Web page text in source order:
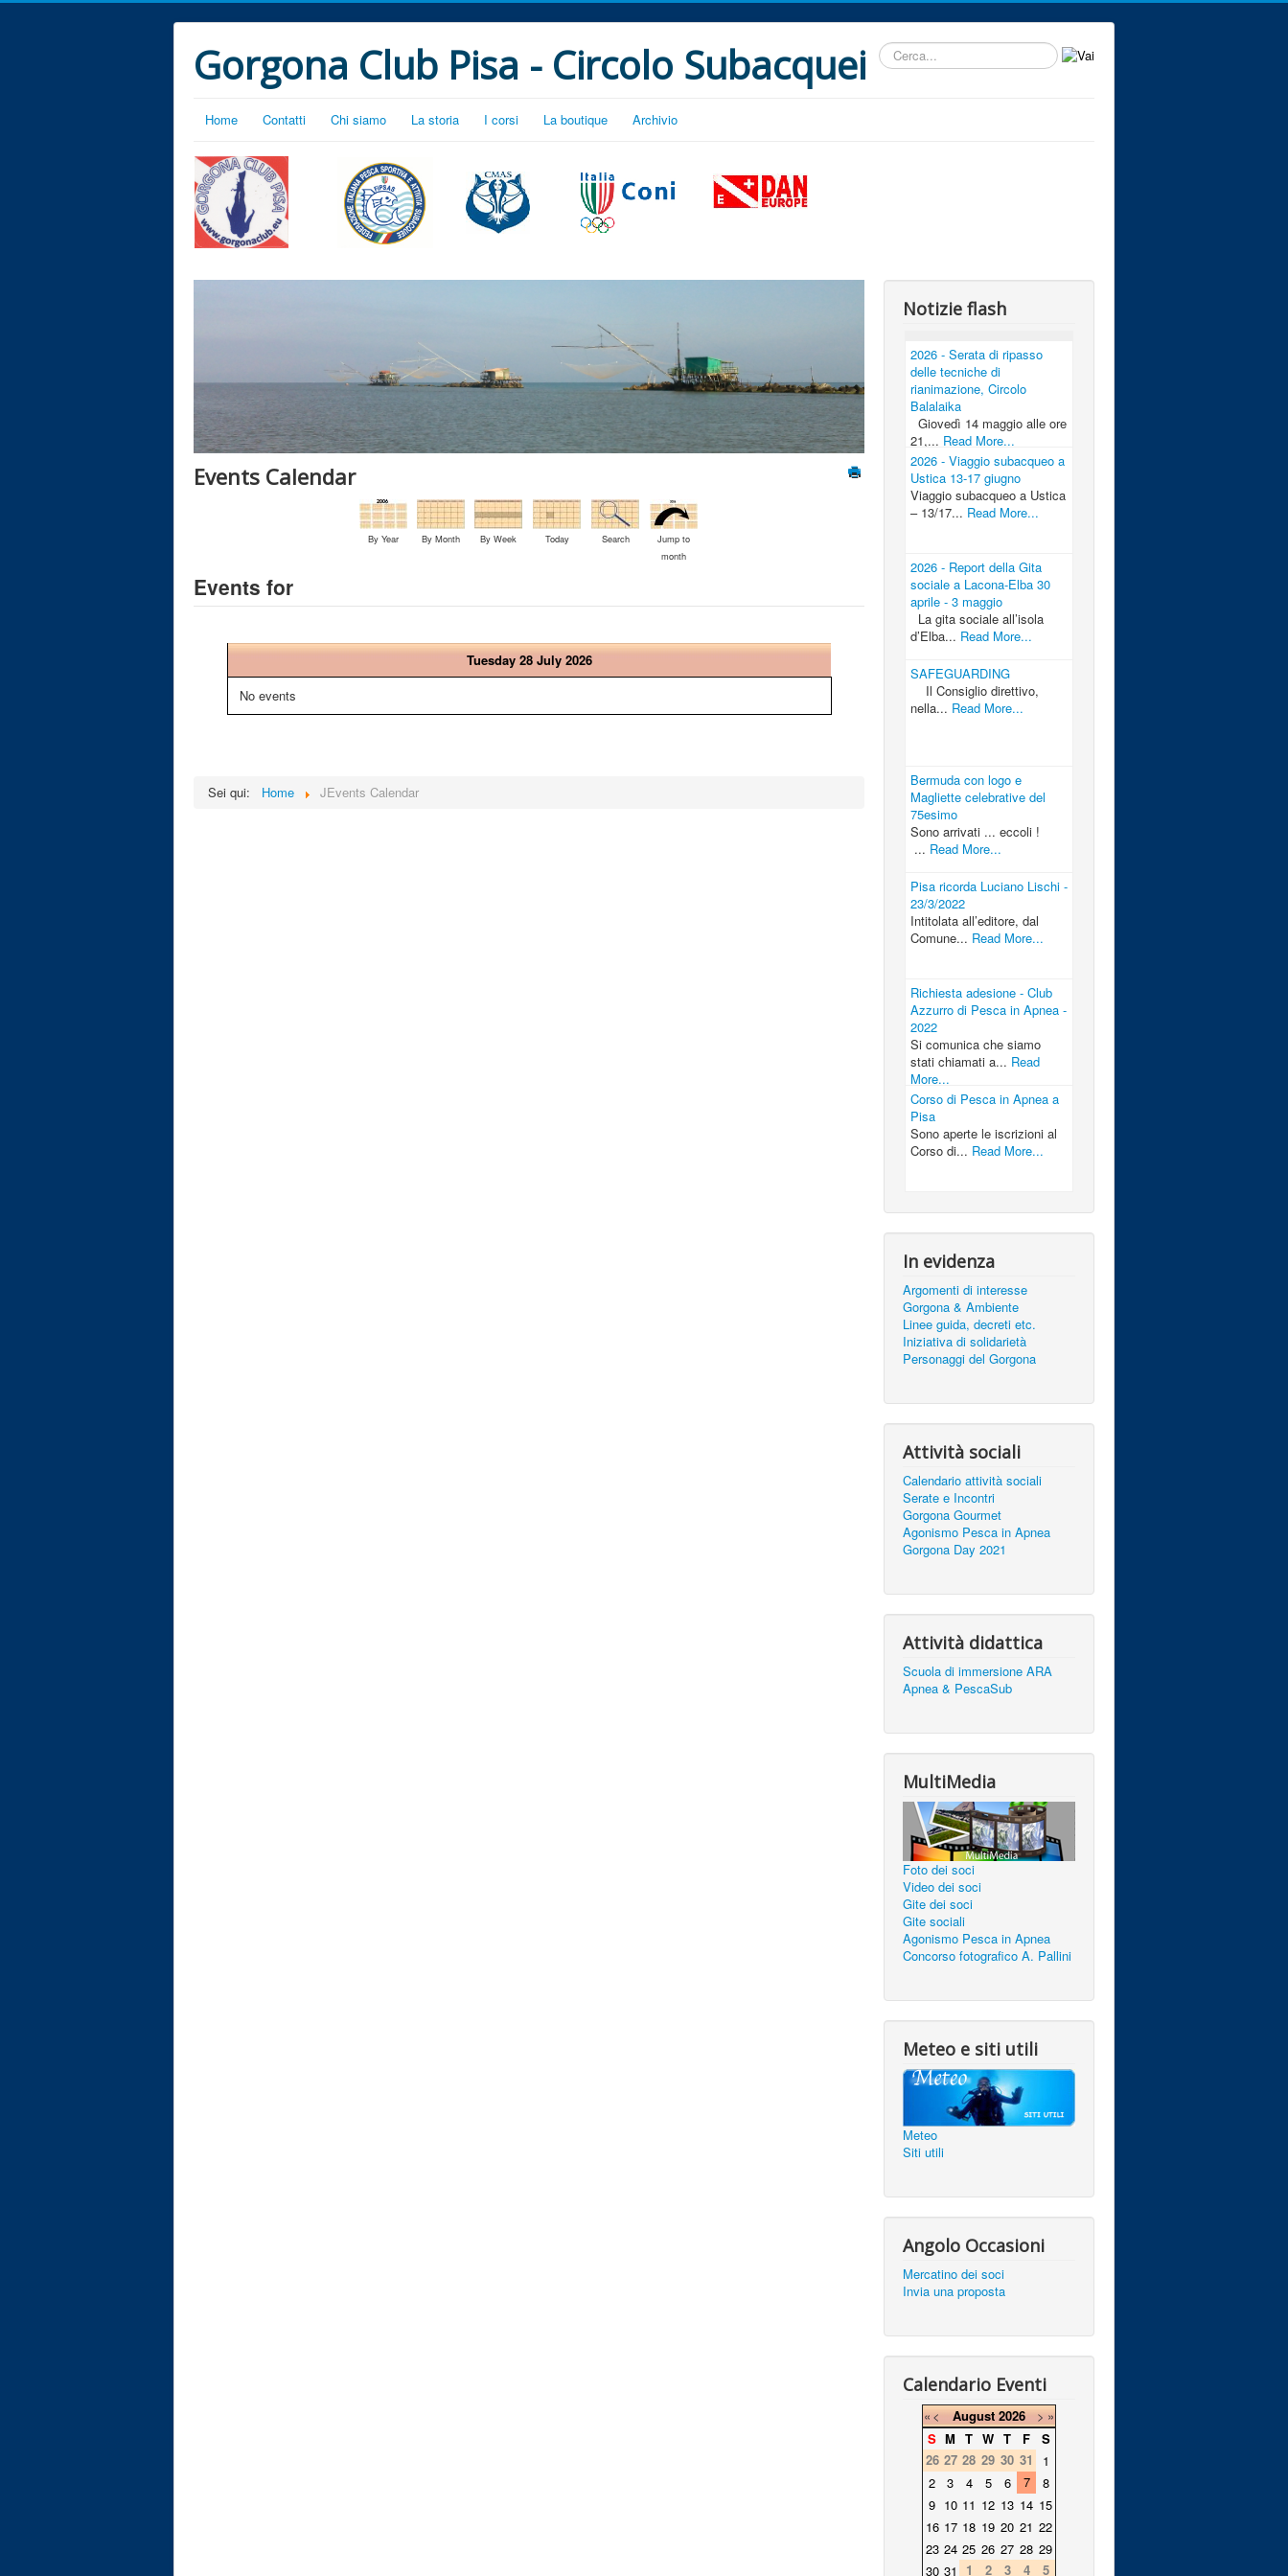
Gorgona Club Pisa - Circolo Subacquei Cerca...
Home Contatti Chi siamo La storia I corsi La boutique Archivio
Events Calendar
By Year By Month By Week Today Search
Jump to
month
Events for
Tuesday 28 July 2026
No events
Sei qui: Home JEvents Calendar
Notizie flash
2026 - Serata di ripasso
delle tecniche di
rianimazione, Circolo
Balalaika
Giovedì 14 maggio alle ore
21,... Read More...
2026 - Viaggio subacqueo a
Ustica 13-17 giugno
Viaggio subacqueo a Ustica
– 13/17... Read More...
2026 - Report della Gita
sociale a Lacona-Elba 30
aprile - 3 maggio
La gita sociale all’isola
d’Elba... Read More...
SAFEGUARDING
Il Consiglio direttivo,
nella... Read More...
Bermuda con logo e
Magliette celebrative del
75esimo
Sono arrivati ... eccoli !
... Read More...
Pisa ricorda Luciano Lischi -
23/3/2022
Intitolata all’editore, dal
Comune... Read More...
Richiesta adesione - Club
Azzurro di Pesca in Apnea -
2022
Si comunica che siamo
stati chiamati a... Read
More...
Corso di Pesca in Apnea a
Pisa
Sono aperte le iscrizioni al
Corso di... Read More...
In evidenza
Argomenti di interesse
Gorgona & Ambiente
Linee guida, decreti etc.
Iniziativa di solidarietà
Personaggi del Gorgona
Attività sociali
Calendario attività sociali
Serate e Incontri
Gorgona Gourmet
Agonismo Pesca in Apnea
Gorgona Day 2021
Attività didattica
Scuola di immersione ARA
Apnea & PescaSub
MultiMedia
Foto dei soci
Video dei soci
Gite dei soci
Gite sociali
Agonismo Pesca in Apnea
Concorso fotografico A. Pallini
Meteo e siti utili
Meteo
Siti utili
Angolo Occasioni
Mercatino dei soci
Invia una proposta
Calendario Eventi
«< August 2026 >»
S M T W T F
S
26 27 28 29 30 31
1
2
3 4 5 6 7
8
9 10 11 12 13 14 15
16 17 18 19 20 21 22
23 24 25 26 27 28 29
30 31 1 2 3 4 5